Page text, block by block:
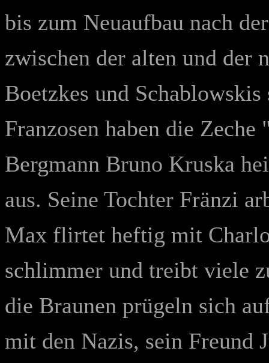
bis zum Neuaufbau nach
zwischen der alten und der
Boetzkes und
Franzosen haben die
Bergmann Bruno Kruska
aus. Seine Tochter Fränzi
Max flirtet heftig mit
schlimmer und treibt viele
die Braunen prügeln sich
mit den Nazis, sein Freund